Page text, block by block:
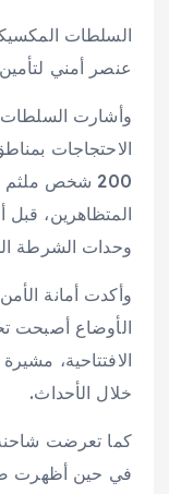
السلطات
عنصر أمني
وأشارت
الاحتجاجات
200 شخص
المتظاهرين،
وحدات الشرطة
وأكدت أمانة
الأوضاع أصبحت
الافتتاحية،
خلال الأحداث.
كما تعرضت
في حين أظهرت